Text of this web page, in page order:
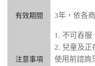
有效期間 3年，依各
注意事項
1. 不可吞服
2. 兒童及正
使用前諮詢